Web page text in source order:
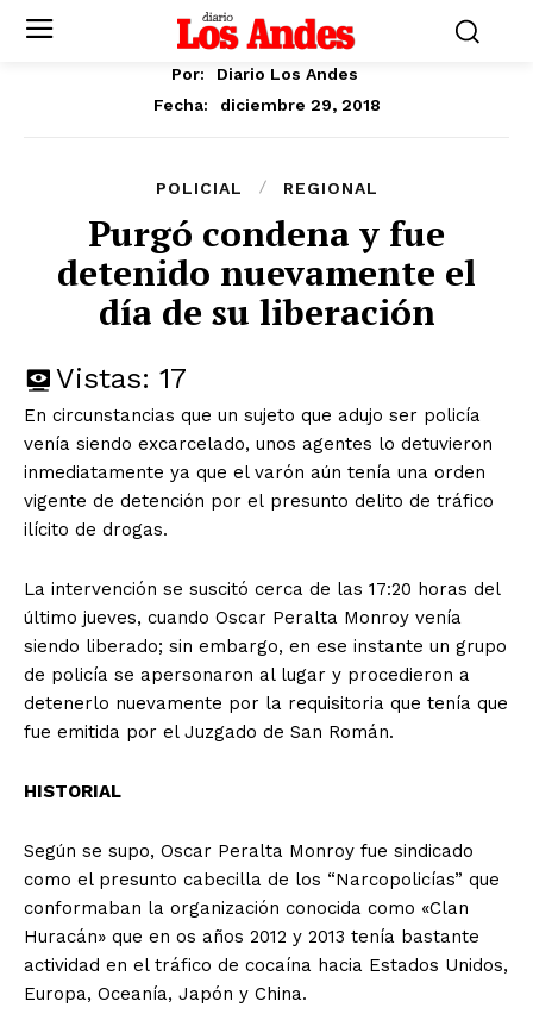
Por:
Diario Los Andes
Fecha:
diciembre 29, 2018
POLICIAL REGIONAL
Purgó condena y fue
detenido nuevamente el
día de su liberación
Vistas: 17
En circunstancias que un sujeto que adujo ser policía
venía siendo excarcelado, unos agentes lo detuvieron
inmediatamente ya que el varón aún tenía una orden
vigente de detención por el presunto delito de tráfico
ilícito de drogas.
La intervención se suscitó cerca de las 17:20 horas del
último jueves, cuando Oscar Peralta Monroy venía
siendo liberado; sin embargo, en ese instante un grupo
de policía se apersonaron al lugar y procedieron a
detenerlo nuevamente por la requisitoria que tenía que
fue emitida por el Juzgado de San Román.
HISTORIAL
Según se supo, Oscar Peralta Monroy fue sindicado
como el presunto cabecilla de los “Narcopolicías” que
conformaban la organización conocida como «Clan
Huracán» que en os años 2012 y 2013 tenía bastante
actividad en el tráfico de cocaína hacia Estados Unidos,
Europa, Oceanía, Japón y China.